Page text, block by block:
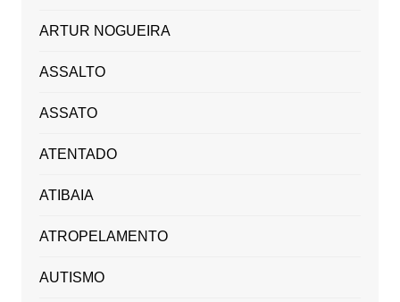
ARTUR NOGUEIRA
ASSALTO
ASSATO
ATENTADO
ATIBAIA
ATROPELAMENTO
AUTISMO